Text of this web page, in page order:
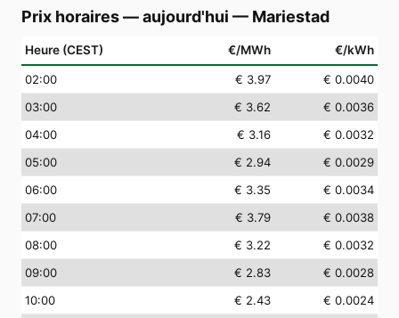
Prix horaires — aujourd'hui — Mariestad
Heure (CEST) €/MWh €/kWh
02:00 € 3.97
€ 0.0040
03:00 € 3.62
€ 0.0036
04:00 € 3.16
€ 0.0032
05:00 € 2.94
€ 0.0029
06:00 € 3.35
€ 0.0034
07:00 € 3.79
€ 0.0038
08:00 € 3.22
€ 0.0032
09:00 € 2.83
€ 0.0028
10:00 € 2.43
€ 0.0024